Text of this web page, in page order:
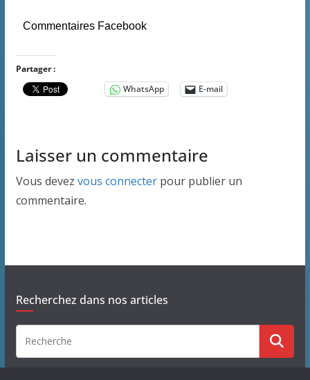
Commentaires Facebook
Partager :
WhatsApp
E-mail
Laisser un commentaire
Vous devez vous connecterpour publier un
commentaire.
Recherchez dans nos articles